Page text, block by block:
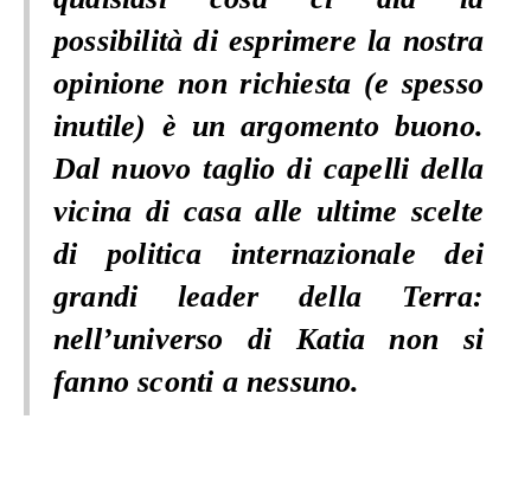
possibilità di esprimere la nostra
opinione non richiesta (e spesso
inutile) è un argomento buono.
Dal nuovo taglio di capelli della
vicina di casa alle ultime scelte
di politica internazionale dei
grandi leader della Terra:
nell’universo di Katia non si
fanno sconti a nessuno.